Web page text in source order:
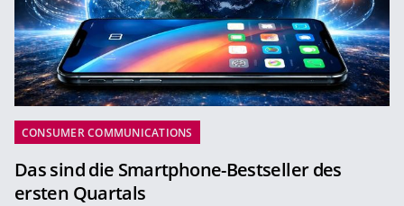
CONSUMER COMMUNICATIONS
Das sind die Smartphone-Bestseller des
ersten Quartals